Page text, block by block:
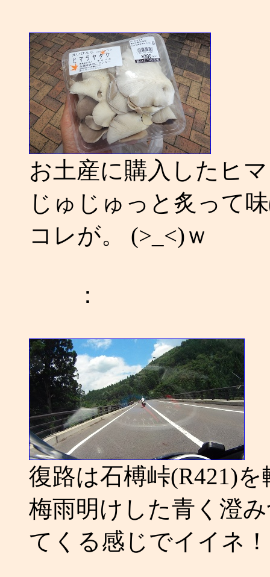
お土産に購入したヒ
じゅじゅっと炙って
コレが。 (>_<)ｗ
：
復路は石榑峠(R421)
梅雨明けした青く澄
てくる感じでイイネ！